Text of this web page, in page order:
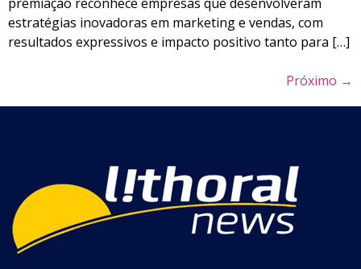
estratégias inovadoras em marketing e vendas, com
resultados expressivos e impacto positivo tanto para […]
Próximo →